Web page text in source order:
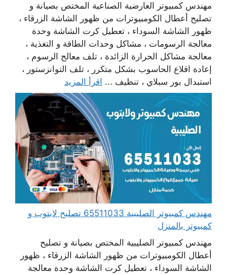
مهندس كمبيوتر العارضية الصناعية المختص بصيانة و
تصليح أعطال الكومبيوترات من ظهور الشاشة الزرقاء ،
ظهور الشاشة السوداء ، تعطيل كرت الشاشة وحدة
معالجة الرسومات ، مشاكل وحدات الطاقة و التغذية ،
معالجة مشاكل الحرارة الزائدة ، تلف معالج الرسوم ،
إعادة اقلاع الحاسوب بشكل متكرر ، تلف التوانزستور ،
استبدال بور سبلاي ، تنظيف ... اقرأ المزيد
مهندس كمبيوتر الصليبية 65511033 تصليح لابتوب و
كمبيوتر بالمنزل
مهندس كمبيوتر الصليبية المختص بصيانة و تصليح
أعطال الكومبيوترات من ظهور الشاشة الزرقاء ، ظهور
الشاشة السوداء ، تعطيل كرت الشاشة وحدة معالجة